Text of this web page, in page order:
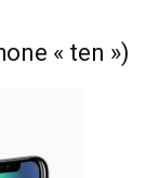
« ten »)